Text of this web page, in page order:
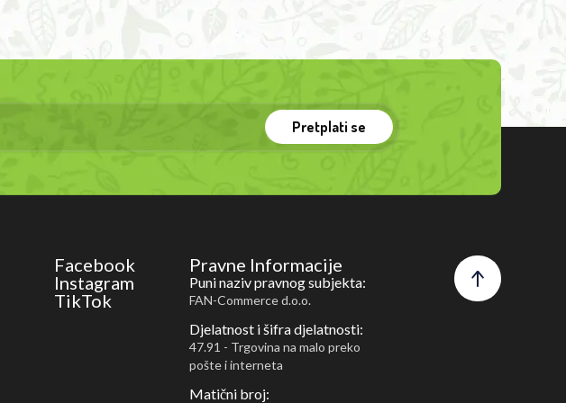
Pretplati se
Facebook
Instagram
TikTok
Pravne Informacije
Puni naziv pravnog subjekta:
FAN-Commerce d.o.o.
Djelatnost i šifra djelatnosti:
47.91 - Trgovina na malo preko
pošte i interneta
Matični broj: